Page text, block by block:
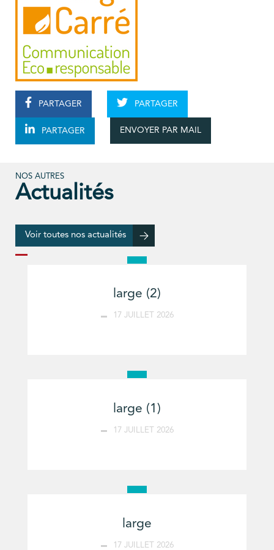
PARTAGER PARTAGER
PARTAGER ENVOYER PAR MAIL
NOS AUTRES
Actualités
Voir toutes nos actualités
large (2)
17 JUILLET 2026
large (1)
17 JUILLET 2026
large
17 JUILLET 2026